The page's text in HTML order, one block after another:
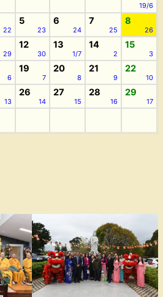
19/6
22
5
23
6
24
7
25
8
26
29
12
30
13
1/7
14
2
15
3
6
19
7
20
8
21
9
22
10
13
26
14
27
15
28
16
29
17